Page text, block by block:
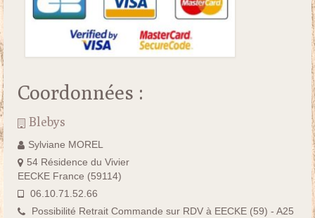
Coordonnées :
Blebys
Sylviane MOREL
54 Résidence du Vivier
EECKE France (59114)
06.10.71.52.66
Possibilité Retrait Commande sur RDV à EECKE (59) - A25